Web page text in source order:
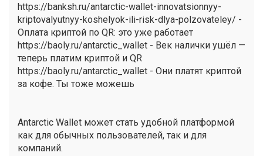
https://banksh.ru/antarctic-wallet-innovatsionnyy-
kriptovalyutnyy-koshelyok-ili-risk-dlya-polzovateley/ -
Оплата криптой по QR: это уже работает
https://baoly.ru/antarctic_wallet - Век налички ушёл —
теперь платим криптой и QR
https://baoly.ru/antarctic_wallet - Они платят криптой
за кофе. Ты тоже можешь
Antarctic Wallet может стать удобной платформой
как для обычных пользователей, так и для
компаний.